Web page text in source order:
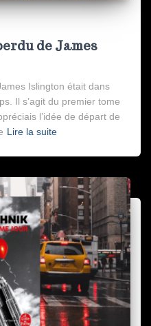
de James
Islington était dans
Il s’agit du premier tome
l’idée de départ de
Lire la suite